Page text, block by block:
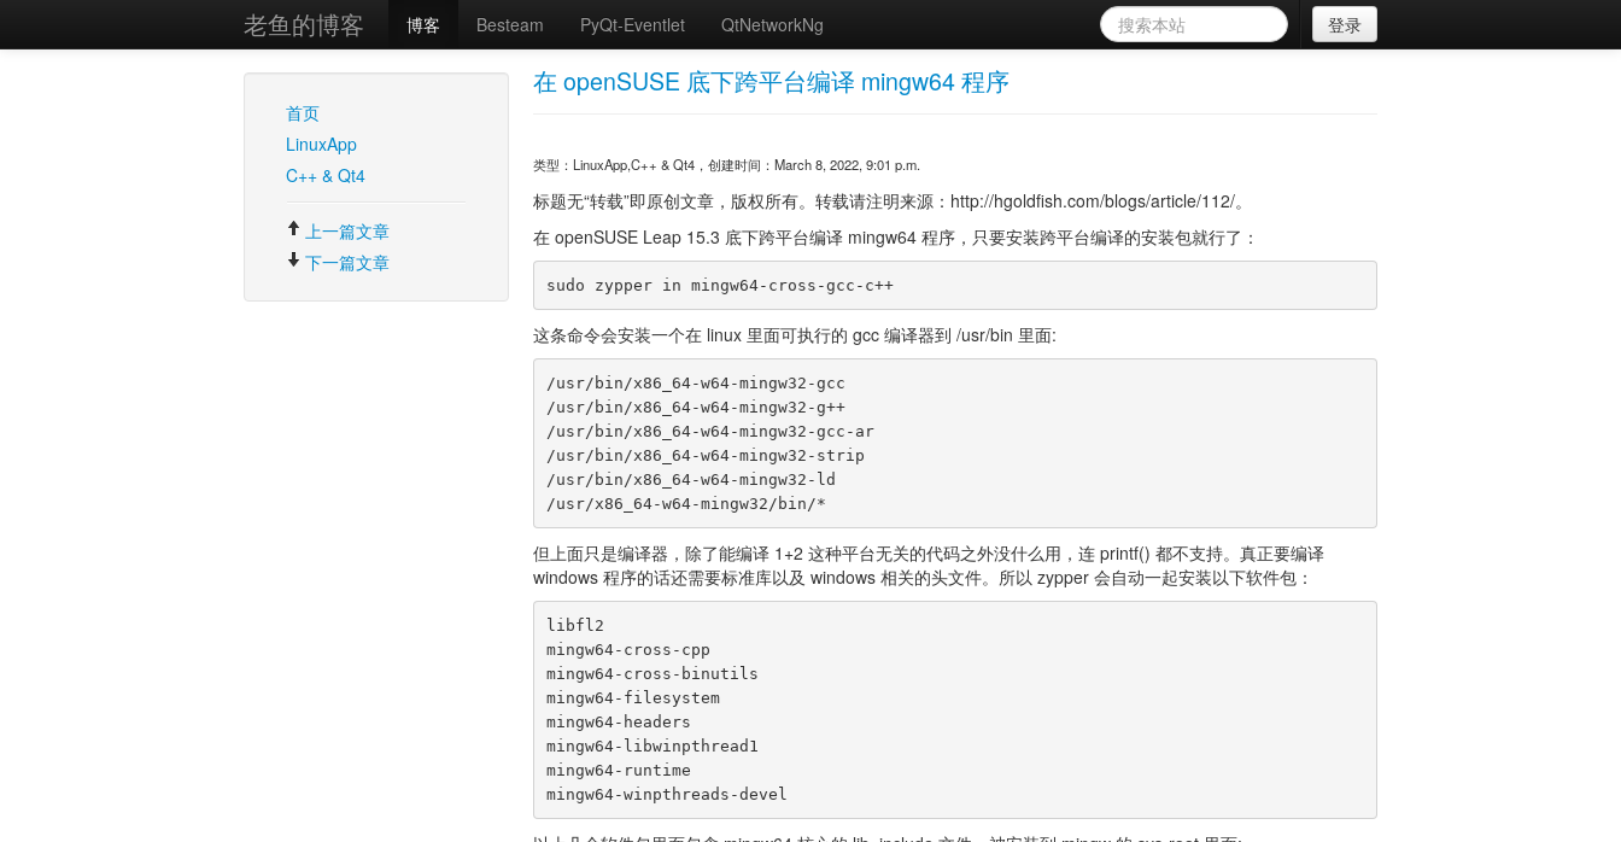
老鱼的博客 博客 Besteam PyQt-Eventlet QtNetworkNg 登录
首页
LinuxApp
C++ & Qt4
上一篇文章
下一篇文章
在 openSUSE 底下跨平台编译 mingw64 程序
类型：LinuxApp,C++ & Qt4，创建时间：March 8, 2022, 9:01 p.m.
标题无“转载”即原创文章，版权所有。转载请注明来源：http://hgoldfish.com/blogs/article/112/。
在 openSUSE Leap 15.3 底下跨平台编译 mingw64 程序，只要安装跨平台编译的安装包就行了：
sudo zypper in mingw64-cross-gcc-c++
这条命令会安装一个在 linux 里面可执行的 gcc 编译器到 /usr/bin 里面:
/usr/bin/x86_64-w64-mingw32-gcc
/usr/bin/x86_64-w64-mingw32-g++
/usr/bin/x86_64-w64-mingw32-gcc-ar
/usr/bin/x86_64-w64-mingw32-strip
/usr/bin/x86_64-w64-mingw32-ld
但上面只是编译器，除了能编译 1+2 这种平台无关的代码之外没什么用，连 printf() 都不支持。真正要编译
windows 程序的话还需要标准库以及 windows 相关的头文件。所以 zypper 会自动一起安装以下软件包：
libfl2
mingw64-cross-cpp
mingw64-cross-binutils
mingw64-filesystem
mingw64-headers
mingw64-libwinpthread1
mingw64-runtime